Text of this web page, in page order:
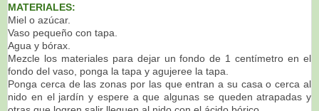
MATERIALES:
Miel o azúcar.
Vaso pequeño con tapa.
Agua y bórax.
Mezcle los materiales para dejar un fondo de 1 centímetro en el
fondo del vaso, ponga la tapa y agujeree la tapa.
Ponga cerca de las zonas por las que entran a su casa o cerca al
nido en el jardín y espere a que algunas se queden atrapadas y